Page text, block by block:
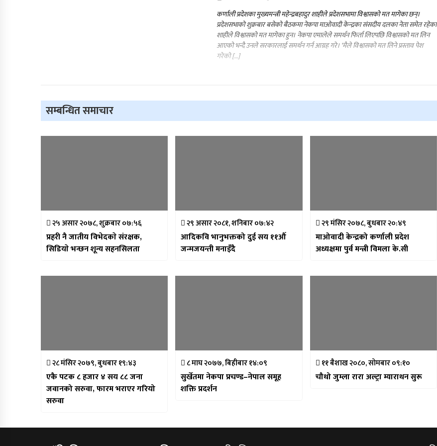
कर्णाली प्रदेशका मुख्यमन्त्री महेन्द्रबहादुर शाहीले प्रदेशसभामा विश्वासको मत मागेका छन्।
प्रदेशसभाको शुक्रबार बसेको बैठकमा नेकपा माओवादी केन्द्रका संसदीय दलका नेता समेत रहेका
शाहीले विश्वासको मत मागेका हुन। नेकपा एमालेले समर्थन फिर्ता लिएपछि विश्वासको मत लिन
आएको भन्दै उनले सरकारलाई समर्थन गर्न आग्रह गरे। ‘मैले विश्वासको मत लिने प्रस्ताव पेश
गरेको […]
सम्बन्धित समाचार
२५ असार २०७८, शुक्रबार ०७:५६
प्रहरी नै जातीय विभेदकाे संरक्षक,
सिडियाे भन्छन शून्य सहनसिलता
२९ असार २०८१, शनिबार ०७:४२
आदिकवि भानुभक्तको दुई सय ११औँ
जन्मजयन्ती मनाइँदै
२९ मंसिर २०७८, बुधबार २०:४९
माओवादी केन्द्रको कर्णाली प्रदेश
अध्यक्षमा पुर्व मन्त्री विमला के.सी
२८ मंसिर २०७९, बुधबार १९:४३
एकै पटक ८ हजार ४ सय ८८ जना
जवानको सरुवा, फारम भराएर गरियो
सरुवा
८ माघ २०७७, बिहीबार १४:०९
सुर्खेतमा नेकपा प्रचण्ड–नेपाल समूह
शक्ति प्रदर्शन
११ बैशाख २०८०, सोमबार ०९:१०
चौथो जुम्ला रारा अल्ट्रा म्याराथन सुरू